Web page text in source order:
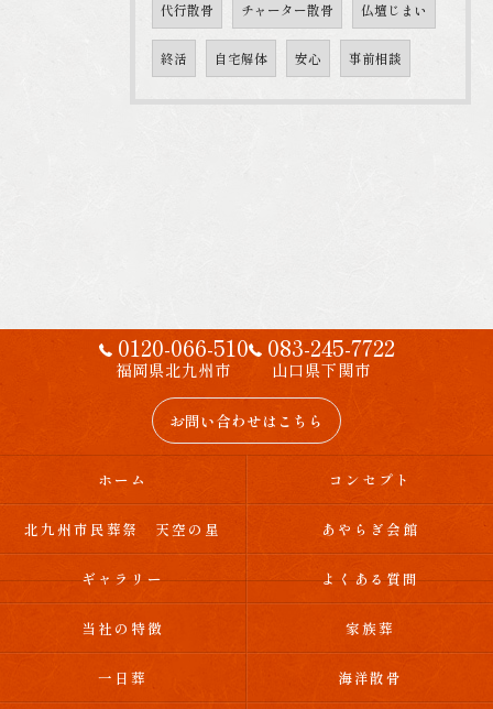
代行散骨 チャーター散骨 仏壇じまい
終活 自宅解体 安心 事前相談
0120-066-510
福岡県北九州市
083-245-7722
山口県下関市
お問い合わせはこちら
ホーム コンセプト
北九州市民葬祭 天空の星 あやらぎ会館
ギャラリー よくある質問
当社の特徴 家族葬
一日葬 海洋散骨